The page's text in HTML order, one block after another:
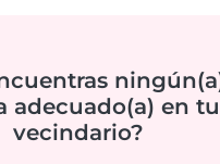
adecuado(a) en tu
vecindario?